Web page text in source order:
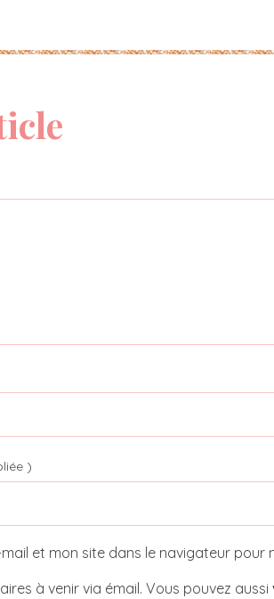
)
et mon site dans le navigateur pour
à venir via émail. Vous pouvez aussi